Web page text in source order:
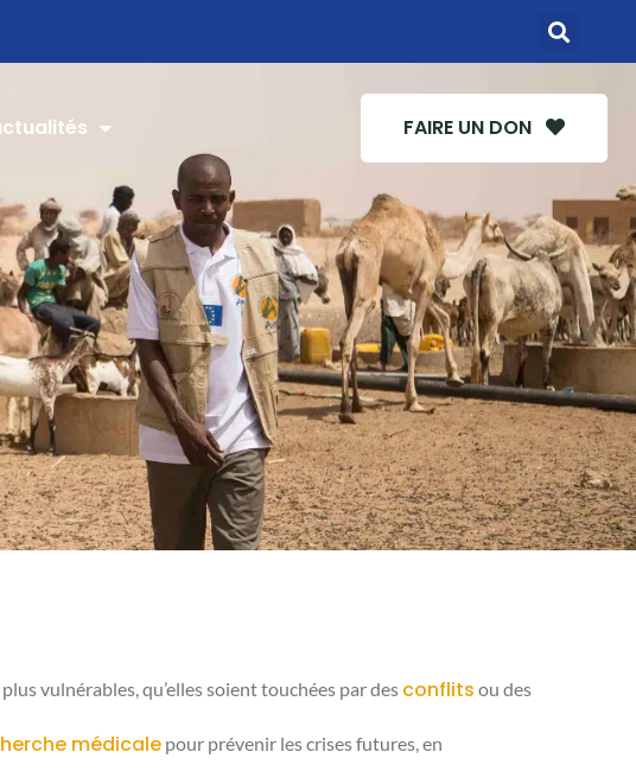
FAIRE UN DON
vulnérables, qu’elles soient touchées par des conflits ou des
médicale pour prévenir les crises futures, en